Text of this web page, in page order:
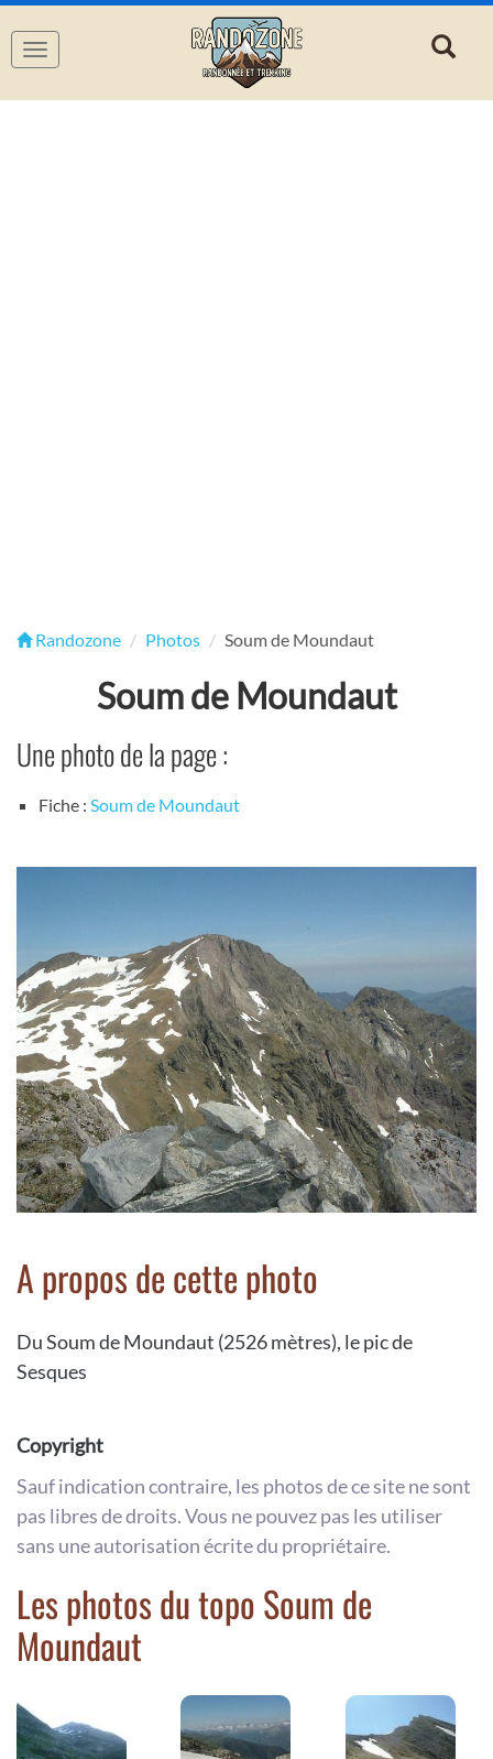
Navigation
Randozone Photos Soum de Moundaut
Soum de Moundaut
Une photo de la page :
Fiche : Soum de Moundaut
A propos de cette photo
Du Soum de Moundaut (2526 mètres), le pic de
Sesques
Copyright
Sauf indication contraire, les photos de ce site ne sont
pas libres de droits. Vous ne pouvez pas les utiliser
sans une autorisation écrite du propriétaire.
Les photos du topo Soum de
Moundaut